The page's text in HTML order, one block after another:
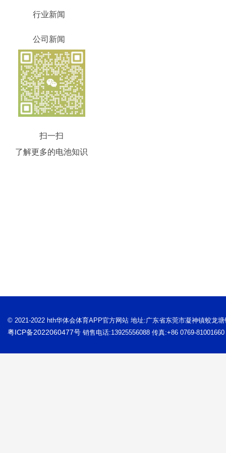
行业新闻
公司新闻
扫一扫
了解更多的电池知识
© 2021-2022 hth华体会体育APP官方网站 地址:广东省东莞市凝神镇蛟龙
粤ICP备2022060477号 销售电话:13925556088 传真:+86 0769-81001660